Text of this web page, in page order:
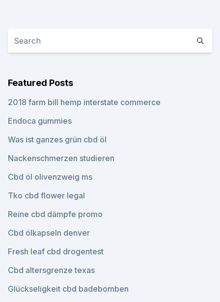
Featured Posts
2018 farm bill hemp interstate commerce
Endoca gummies
Was ist ganzes grün cbd öl
Nackenschmerzen studieren
Cbd öl olivenzweig ms
Tko cbd flower legal
Reine cbd dämpfe promo
Cbd ölkapseln denver
Fresh leaf cbd drogentest
Cbd altersgrenze texas
Glückseligkeit cbd badebomben